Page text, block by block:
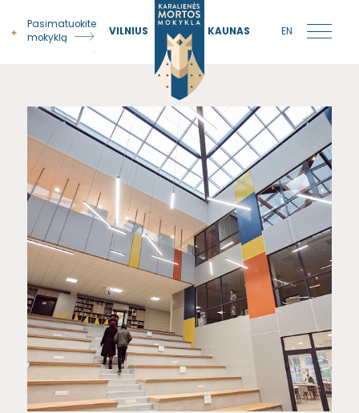
Pasimatuokite
mokyklą
VILNIUS KAUNAS EN